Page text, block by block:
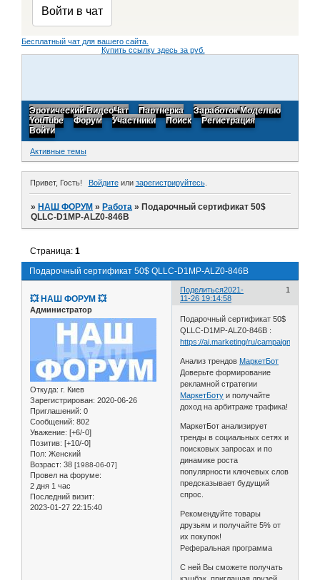
Бесплатный чат для вашего сайта.
Купить ссылку здесь за руб.
Эротический ВидеоЧат Партнерка
Заработок Моделью
YouTube
Форум Участники Поиск
Регистрация
Войти
Активные темы
Привет, Гость! Войдитеили зарегистрируйтесь.
»НАШ ФОРУМ »Работа »Подарочный cертификат 50$
QLLC-D1MP-ALZ0-846B
Подарочный cертификат 50$ QLLC-D1MP-ALZ0-846B
Страница:1
Поделиться 1
2021-
11-26 19:14:58
💥 НАШ ФОРУМ 💥
Администратор
Откуда: г. Киев
Зарегистрирован: 2020-06-26
Приглашений: 0
Сообщений: 802
Уважение: [+6/-0]
Позитив: [+10/-0]
Пол: Женский
Возраст: 38 [1988-06-07]
Провел на форуме:
2 дня 1 час
Последний визит:
2023-01-27 22:15:40
Подарочный cертификат 50$
QLLC-D1MP-ALZ0-846B :
https://ai.marketing/ru/campaign/
Анализ трендов МаркетБот
Доверьте формирование
рекламной стратегии
МаркетБоту и получайте
доход на арбитраже трафика!
МаркетБот анализирует
тренды в социальных сетях и
поисковых запросах и по
динамике роста
популярности ключевых слов
предсказывает будущий
спрос.
Рекомендуйте товары
друзьям и получайте 5% от
их покупок!
Реферальная программа
С ней Вы сможете получать